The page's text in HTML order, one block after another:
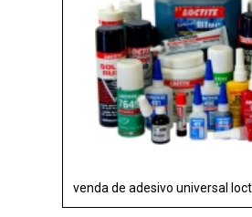
venda de adesivo universal